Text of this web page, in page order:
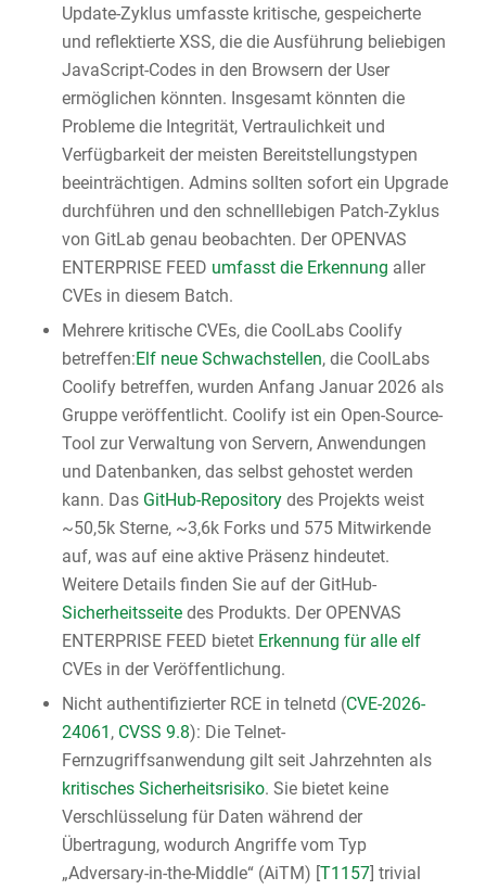
Update-Zyklus umfasste kritische, gespeicherte
und reflektierte XSS, die die Ausführung beliebigen
JavaScript-Codes in den Browsern der User
ermöglichen könnten. Insgesamt könnten die
Probleme die Integrität, Vertraulichkeit und
Verfügbarkeit der meisten Bereitstellungstypen
beeinträchtigen. Admins sollten sofort ein Upgrade
durchführen und den schnelllebigen Patch-Zyklus
von GitLab genau beobachten. Der OPENVAS
ENTERPRISE FEED umfasst die Erkennung aller
CVEs in diesem Batch.
Mehrere kritische CVEs, die CoolLabs Coolify
betreffen:Elf neue Schwachstellen, die CoolLabs
Coolify betreffen, wurden Anfang Januar 2026 als
Gruppe veröffentlicht. Coolify ist ein Open-Source-
Tool zur Verwaltung von Servern, Anwendungen
und Datenbanken, das selbst gehostet werden
kann. Das GitHub-Repositorydes Projekts weist
~50,5k Sterne, ~3,6k Forks und 575 Mitwirkende
auf, was auf eine aktive Präsenz hindeutet.
Weitere Details finden Sie auf der GitHub-
Sicherheitsseitedes Produkts. Der OPENVAS
ENTERPRISE FEED bietet Erkennung für alle elf
CVEs in der Veröffentlichung.
Nicht authentifizierter RCE in telnetd (CVE-2026-
24061 , CVSS 9.8): Die Telnet-
Fernzugriffsanwendung gilt seit Jahrzehnten als
kritisches Sicherheitsrisiko. Sie bietet keine
Verschlüsselung für Daten während der
Übertragung, wodurch Angriffe vom Typ
„Adversary-in-the-Middle“ (AiTM) [T1157] trivial
IT Schutz anfragen
Kontakt aufnehmen